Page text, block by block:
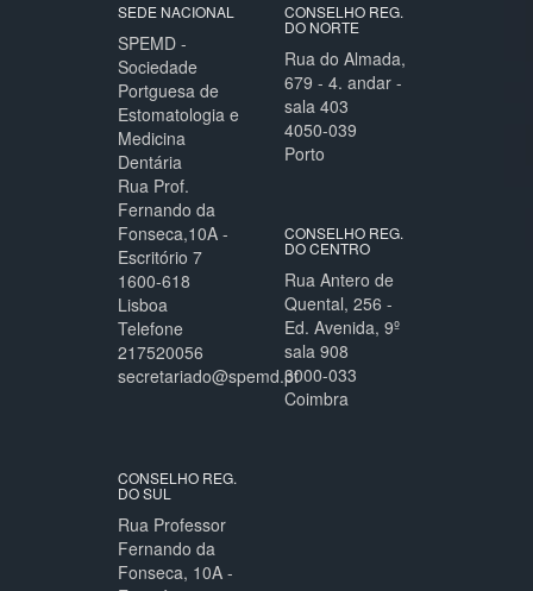
SEDE NACIONAL
SPEMD -
Sociedade
Portguesa de
Estomatologia e
Medicina
Dentária
Rua Prof.
Fernando da
Fonseca,10A -
Escritório 7
1600-618
Lisboa
Telefone
217520056
secretariado@spemd.pt
CONSELHO REG.
DO NORTE
Rua do Almada,
679 - 4. andar -
sala 403
4050-039
Porto
CONSELHO REG.
DO CENTRO
Rua Antero de
Quental, 256 -
Ed. Avenida, 9º
sala 908
3000-033
Coimbra
CONSELHO REG.
DO SUL
Rua Professor
Fernando da
Fonseca, 10A -